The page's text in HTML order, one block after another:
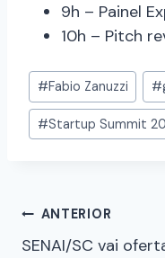
9h – Painel
10h – Pitch
#Fabio Zanuzzi #
#Startup Summit
ANTERIOR
​​SENAI/SC vai